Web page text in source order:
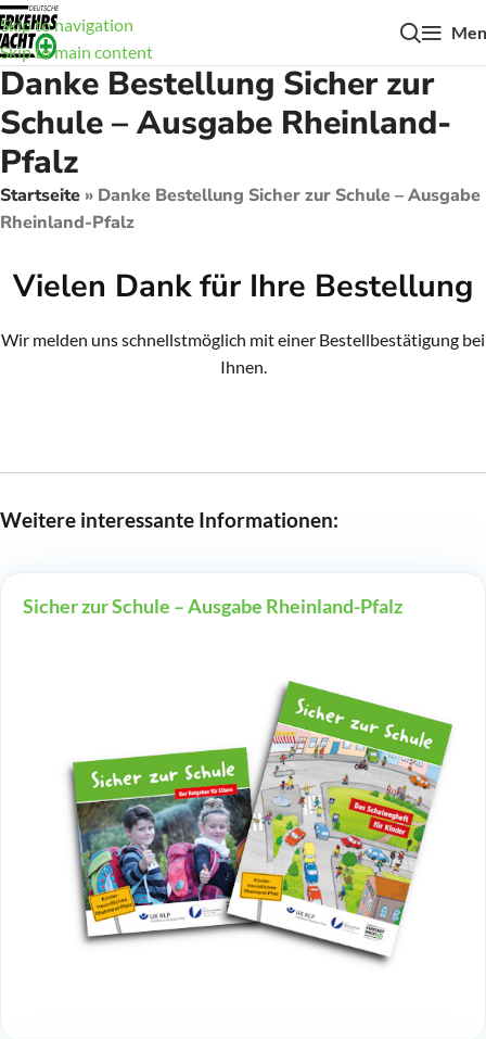
Skip to navigation
Skip to main content
Danke Bestellung Sicher zur
Schule – Ausgabe Rheinland-
Pfalz
Startseite» Danke Bestellung Sicher zur Schule – Ausgabe
Rheinland-Pfalz
Vielen Dank für Ihre Bestellung
Wir melden uns schnellstmöglich mit einer Bestellbestätigung bei
Ihnen.
Weitere interessante Informationen:
Sicher zur Schule – Ausgabe Rheinland-Pfalz